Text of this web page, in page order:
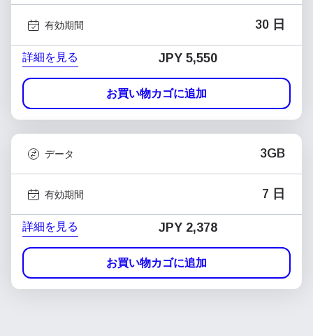
有効期間 30 日
詳細を見る JPY 5,550
お買い物カゴに追加
データ 3GB
有効期間 7 日
詳細を見る JPY 2,378
お買い物カゴに追加